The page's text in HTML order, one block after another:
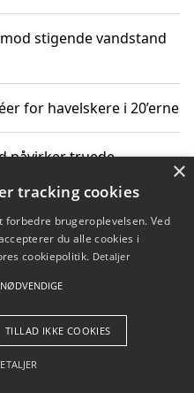
stigende vandstand
for havelskere i 20’erne
påvirker truede
til
- Pilanto Aps
×
tracking cookies
forbedre brugeroplevelsen. Ved
du alle cookies i
cookiepolitik. Detaljer
TILLAD IKKE COOKIES